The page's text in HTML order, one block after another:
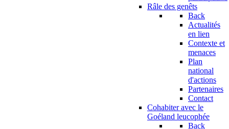
Râle des genêts
Back
Actualités
en lien
Contexte et
menaces
Plan
national
d'actions
Partenaires
Contact
Cohabiter avec le
Goéland leucophée
Back